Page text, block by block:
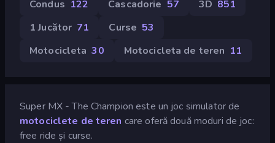
Condus 122 Cascadorie 57 3D 851
1 Jucător 71 Curse 53
Motocicleta 30 Motocicleta de teren 11
Super MX - The Champion este un joc simulator de
motociclete de teren care oferă două moduri de joc:
free ride și curse.